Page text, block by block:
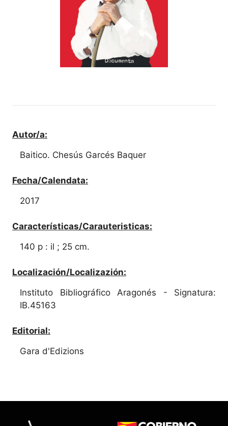
Autor/a:
Baitico. Chesús Garcés Baquer
Fecha/Calendata:
2017
Características/Carauteristicas:
140 p : il ; 25 cm.
Localización/Localizazión:
Instituto Bibliográfico Aragonés - Signatura:
IB.45163
Editorial:
Gara d'Edizions